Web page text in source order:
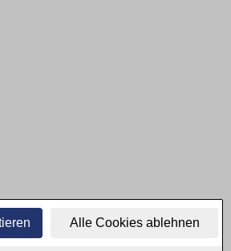
Alle Cookies ablehnen